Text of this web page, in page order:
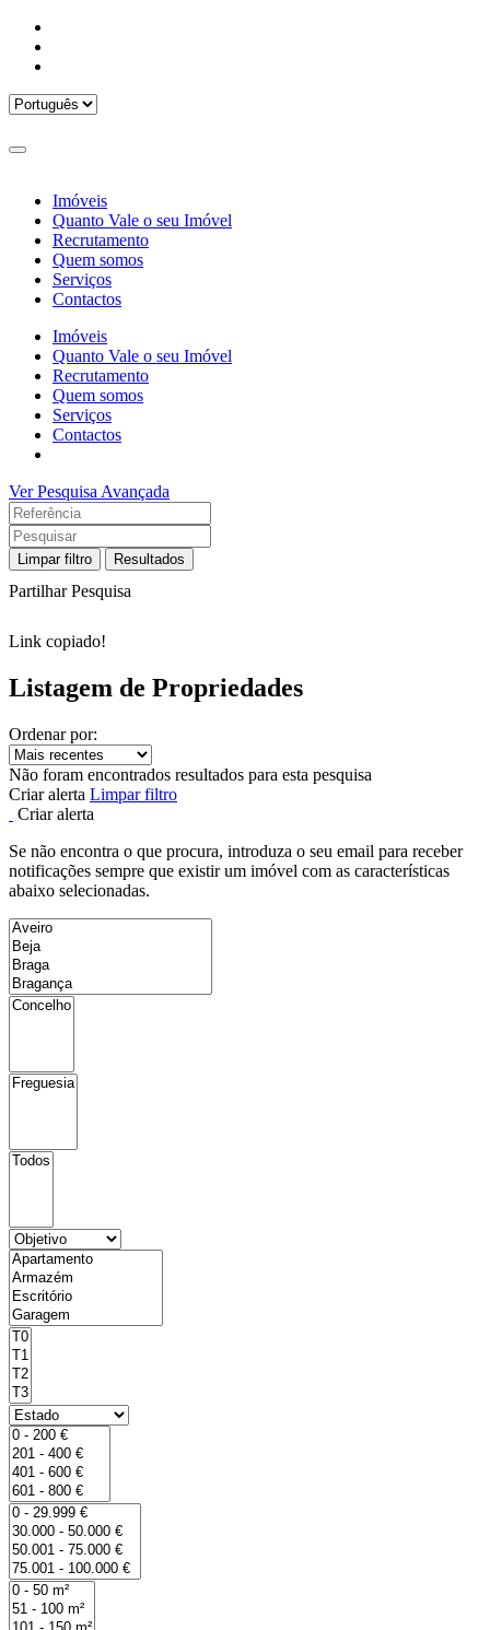
Imóveis
Quanto Vale o seu Imóvel
Recrutamento
Quem somos
Serviços
Contactos
Imóveis
Quanto Vale o seu Imóvel
Recrutamento
Quem somos
Serviços
Contactos
Ver Pesquisa Avançada
Limpar filtro Resultados
Partilhar Pesquisa
Link copiado!
Listagem de Propriedades
Ordenar por:
Não foram encontrados resultados para esta pesquisa
Criar alerta Limpar filtro
Criar alerta
Se não encontra o que procura, introduza o seu email para receber
notificações sempre que existir um imóvel com as características
abaixo selecionadas.